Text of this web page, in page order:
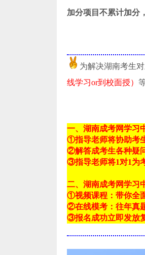
加分项目不累计加分
为解决湖南考生
线学习or到校面授）
一、湖南成考网学习
①指导老师将协助考
②解答成考生各种疑
③指导老师将1对1为
二、湖南成考网学习
①视频课程：带你全
②在线模考：往年真
③报名成功立即发放